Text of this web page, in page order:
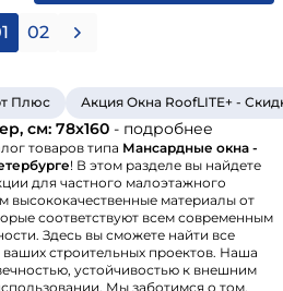
02
Плюс Акция Окна RoofLITE+ -
см: 78х160 - подробнее
товаров типа Мансардные окна -
! В этом разделе вы найдете
для частного малоэтажного
высококачественные материалы от
соответствуют всем современным
Здесь вы сможете найти все
строительных проектов. Наша
устойчивостью к внешним
Мы заботимся о том,